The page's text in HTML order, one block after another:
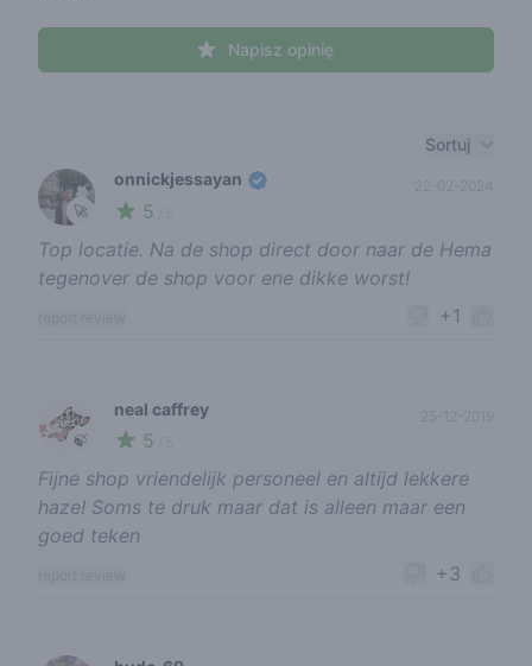
Napisz opinię
Sortuj
🚀
onnickjessayan
5
Top locatie. Na de shop direct door naar de Hema
tegenover de shop voor ene dikke worst!
+1
🍃
neal caffrey
5
Fijne shop vriendelijk personeel en altijd lekkere
haze! Soms te druk maar dat is alleen maar een
goed teken
+3